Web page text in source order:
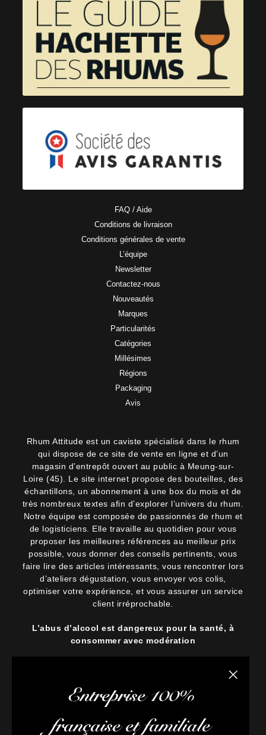
Fermer
Entreprise 100%
française et familiale
FAQ / Aide
Conditions de livraison
Conditions générales de vente
L’équipe
Newsletter
Contactez-nous
Nouveautés
Marques
Particularités
Catégories
Millésimes
Régions
Packaging
Avis
Rhum Attitude est un caviste spécialisé dans le rhum
qui dispose de ce site de vente en ligne et d’un
magasin d’entrepôt ouvert au public à Meung-sur-
Loire (45). Le site internet propose des bouteilles, des
échantillons, un abonnement à une box du mois et de
très nombreux textes afin d’explorer l’univers du rhum.
Notre équipe est composée de passionnés de rhum et
de logisticiens. Elle travaille au quotidien pour vous
proposer les meilleures références au meilleur prix
possible, vous donner des conseils pertinents, vous
faire lire des articles intéressants, vous rencontrer lors
d’ateliers dégustation, vous envoyer vos colis,
optimiser votre expérience, et vous assurer un service
client irréprochable.
L’abus d’alcool est dangereux pour la santé, à
consommer avec modération